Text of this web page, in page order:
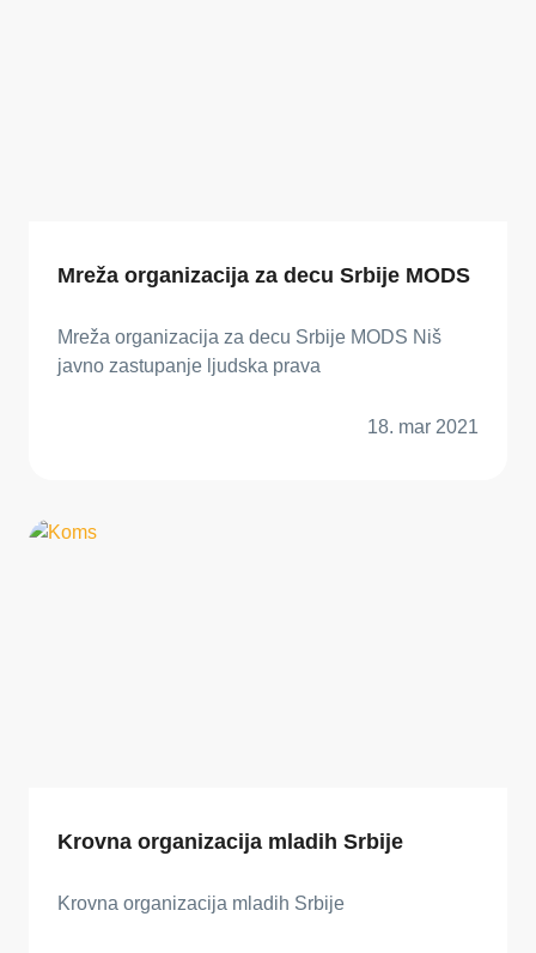
Mreža organizacija za decu Srbije MODS
Mreža organizacija za decu Srbije MODS Niš
javno zastupanje ljudska prava
18. mar 2021
Krovna organizacija mladih Srbije
Krovna organizacija mladih Srbije